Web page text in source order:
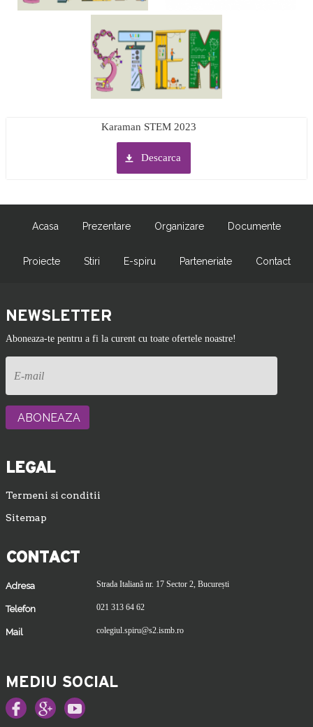
Karaman STEM 2023
Descarca
Acasa Prezentare Organizare Documente
Proiecte Stiri E-spiru Parteneriate Contact
NEWSLETTER
Aboneaza-te pentru a fi la curent cu toate ofertele noastre!
LEGAL
Termeni si conditii
Sitemap
CONTACT
Adresa Strada Italiană nr. 17 Sector 2, București
Telefon 021 313 64 62
Mail colegiul.spiru@s2.ismb.ro
MEDIU SOCIAL